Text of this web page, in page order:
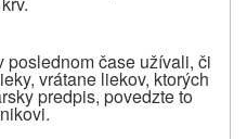
poslednom čase užívali, či
vrátane liekov, ktorých
predpis, povedzte to
.